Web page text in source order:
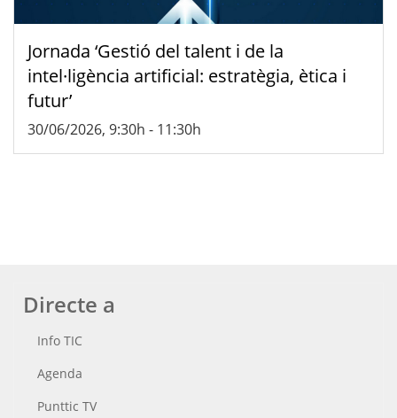
Jornada ‘Gestió del talent i de la
intel·ligència artificial: estratègia, ètica i
futur’
30/06/2026, 9:30h - 11:30h
Directe a
Info TIC
Agenda
Punttic TV